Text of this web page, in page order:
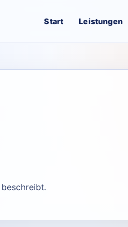
Start Leistungen
beschreibt.